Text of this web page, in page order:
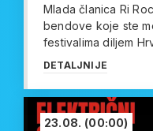
Mlada članica Ri
bendove koje ste
festivalima diljem
DETALJNIJE
23.08. (00:00)